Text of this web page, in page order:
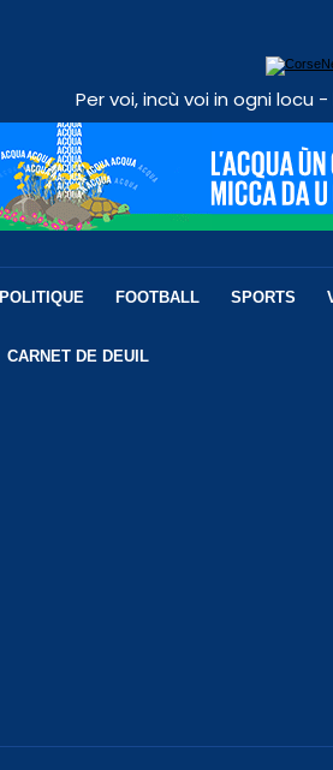
Per voi, incù voi in ogni locu
POLITIQUE FOOTBALL SPORTS
CARNET DE DEUIL